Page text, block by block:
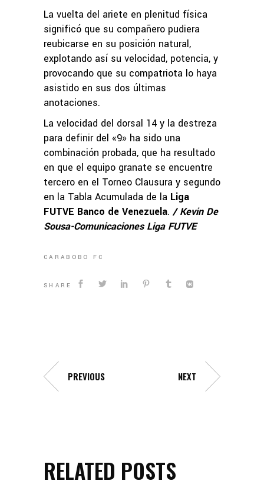
La vuelta del ariete en plenitud física
significó que su compañero pudiera
reubicarse en su posición natural,
explotando así su velocidad, potencia, y
provocando que su compatriota lo haya
asistido en sus dos últimas
anotaciones.
La velocidad del dorsal 14 y la destreza
para definir del «9» ha sido una
combinación probada, que ha resultado
en que el equipo granate se encuentre
tercero en el Torneo Clausura y segundo
en la Tabla Acumulada de la Liga
FUTVE Banco de Venezuela./ Kevin De
Sousa-Comunicaciones Liga FUTVE
CARABOBO FC
SHARE
PREVIOUS NEXT
RELATED POSTS